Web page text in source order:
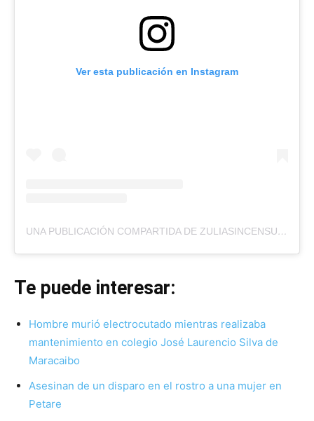
Ver esta publicación en Instagram
UNA PUBLICACIÓN COMPARTIDA DE ZULIASINCENSURAORIGINAL2 (@ZULIASINCENSURAORIGINAL2)
Te puede interesar:
Hombre murió electrocutado mientras realizaba
mantenimiento en colegio José Laurencio Silva de
Maracaibo
Asesinan de un disparo en el rostro a una mujer en
Petare